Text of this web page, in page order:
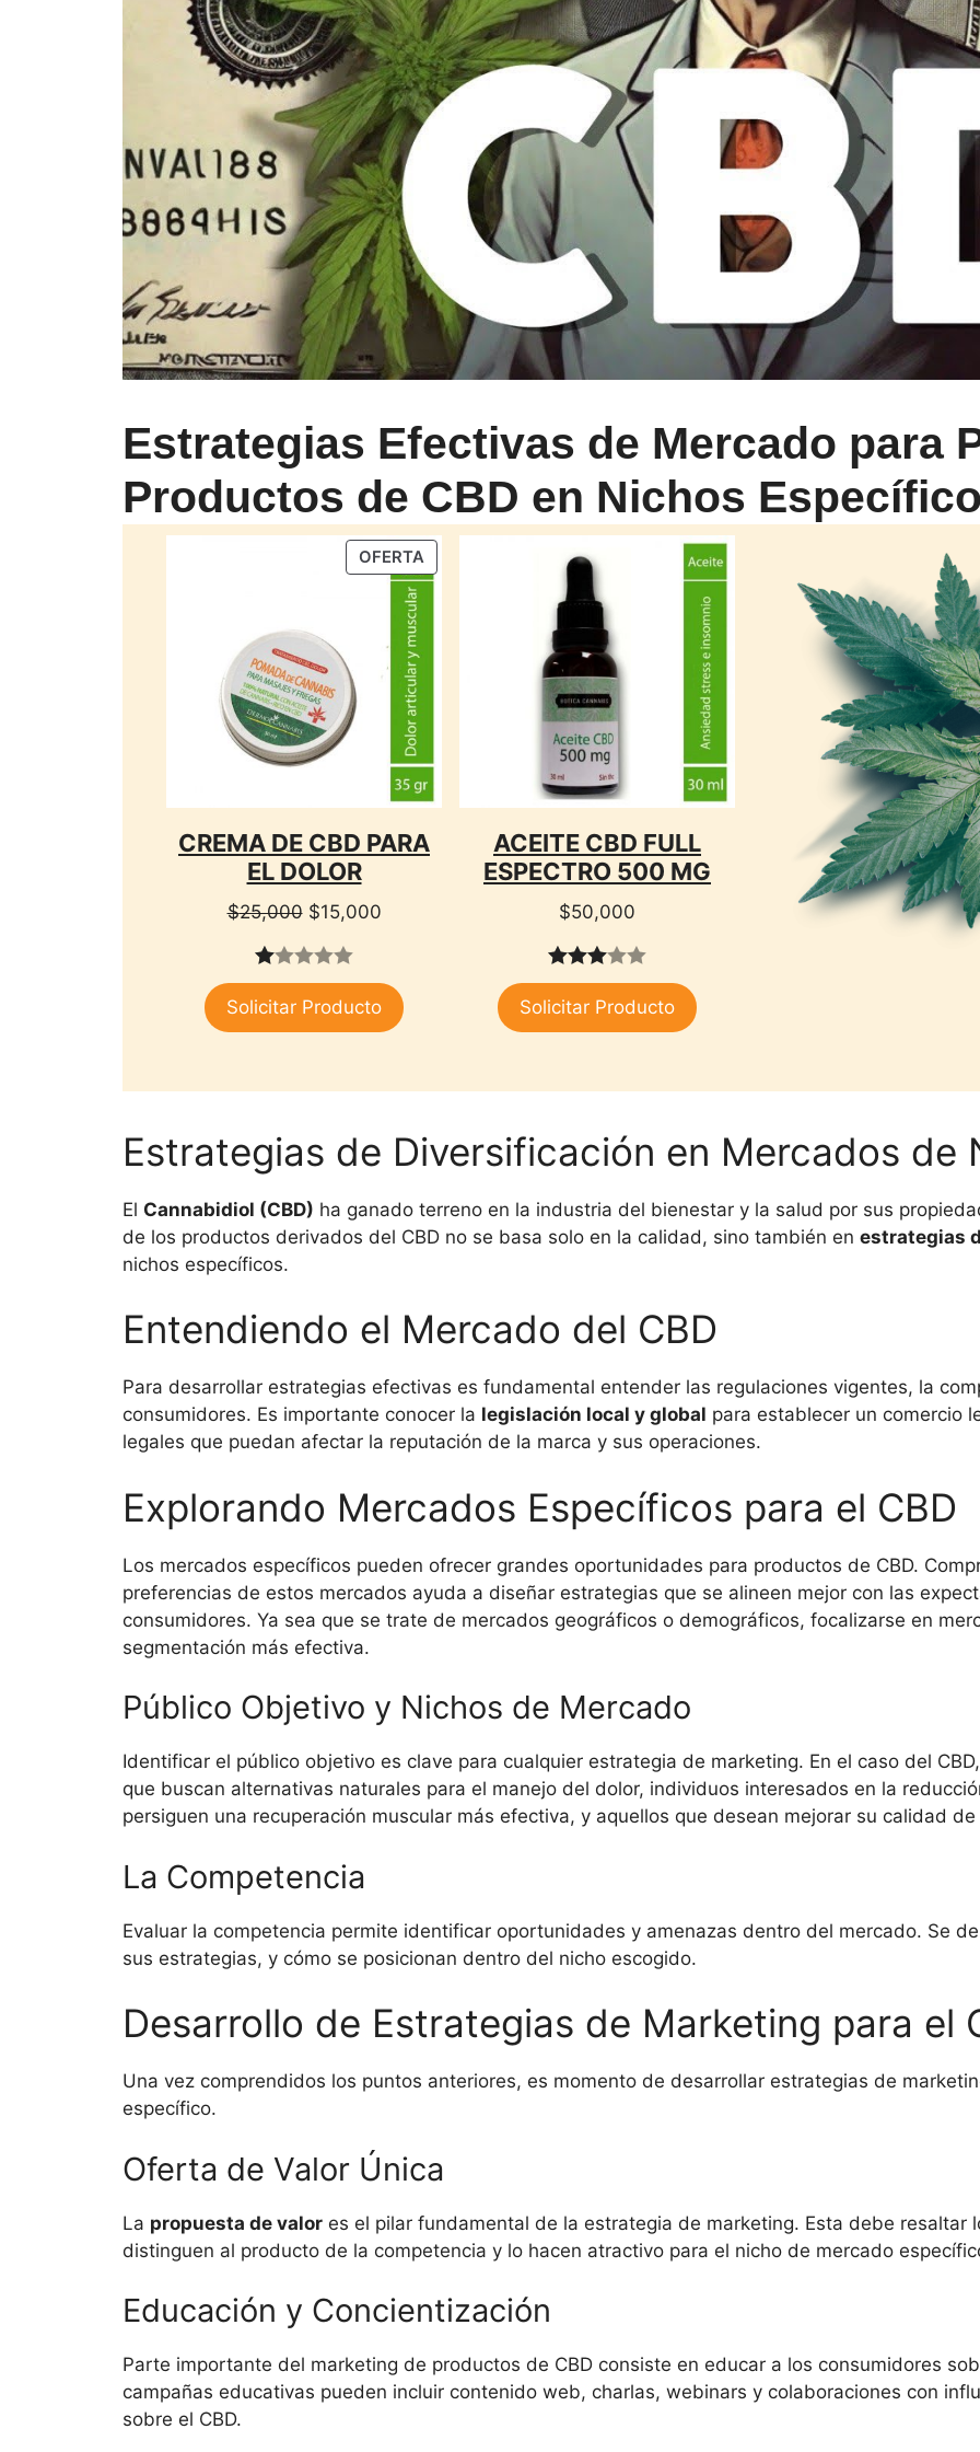
Estrategias Efectivas de Mercado para
Productos de CBD en Nichos
OFERTAPRODUCTO
EN
CREMA DE CBD PARA
EL DOLOR
$25,000 El
original
$25,000.
$15,000El
es:
$15,000.
1.
00
Solicitar Producto
ACEITE CBD FULL
ESPECTRO 500 MG
$50,000
3.00
de 5
Solicitar Producto
Estrategias de Diversificación en Mercados de
El Cannabidiol (CBD) ha ganado terreno en la industria del bienestar y la salud por sus
de los productos derivados del CBD no se basa solo en la calidad, sino también en estrategias
nichos específicos.
Entendiendo el Mercado del CBD
Para desarrollar estrategias efectivas es fundamental entender las regulaciones vigentes, la
consumidores. Es importante conocer la legislación local y global para establecer un comercio
legales que puedan afectar la reputación de la marca y sus operaciones.
Explorando Mercados Específicos para el CBD
Los mercados específicos pueden ofrecer grandes oportunidades para productos de CBD.
preferencias de estos mercados ayuda a diseñar estrategias que se alineen mejor con las
consumidores. Ya sea que se trate de mercados geográficos o demográficos, focalizarse en
segmentación más efectiva.
Público Objetivo y Nichos de Mercado
Identificar el público objetivo es clave para cualquier estrategia de marketing. En el caso del
que buscan alternativas naturales para el manejo del dolor, individuos interesados en la
persiguen una recuperación muscular más efectiva, y aquellos que desean mejorar su calidad
La Competencia
Evaluar la competencia permite identificar oportunidades y amenazas dentro del mercado. Se
sus estrategias, y cómo se posicionan dentro del nicho escogido.
Desarrollo de Estrategias de Marketing para el
Una vez comprendidos los puntos anteriores, es momento de desarrollar estrategias de
específico.
Oferta de Valor Única
La propuesta de valor es el pilar fundamental de la estrategia de marketing. Esta debe resaltar
distinguen al producto de la competencia y lo hacen atractivo para el nicho de mercado
Educación y Concientización
Parte importante del marketing de productos de CBD consiste en educar a los consumidores
campañas educativas pueden incluir contenido web, charlas, webinars y colaboraciones con
sobre el CBD.